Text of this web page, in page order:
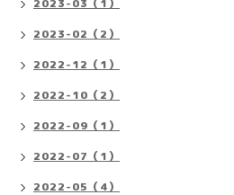
2023-03（1）
2023-02（2）
2022-12（1）
2022-10（2）
2022-09（1）
2022-07（1）
2022-05（4）